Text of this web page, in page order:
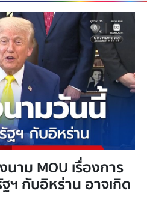
าม MOU เรื่องการ
ฯ กับอิหร่าน อาจเกิด